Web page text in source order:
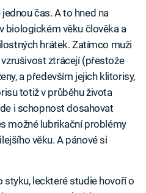
čas. A to hned na
biologickém věku člověka a
hrátek. Zatímco muži
ztrácejí (přestože
a především jejich klitorisy,
totiž v průběhu života
i schopnost dosahovat
možné lubrikační problémy
věku. A pánové si
styku, leckteré studie hovoří o